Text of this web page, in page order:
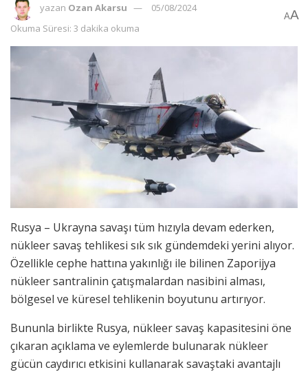
yazan Ozan Akarsu
05/08/2024
Okuma Süresi: 3 dakika okuma
AA
Rusya – Ukrayna savaşı tüm hızıyla devam ederken,
nükleer savaş tehlikesi sık sık gündemdeki yerini alıyor.
Özellikle cephe hattına yakınlığı ile bilinen Zaporijya
nükleer santralinin çatışmalardan nasibini alması,
bölgesel ve küresel tehlikenin boyutunu artırıyor.
Bununla birlikte Rusya, nükleer savaş kapasitesini öne
çıkaran açıklama ve eylemlerde bulunarak nükleer
gücün caydırıcı etkisini kullanarak savaştaki avantajlı